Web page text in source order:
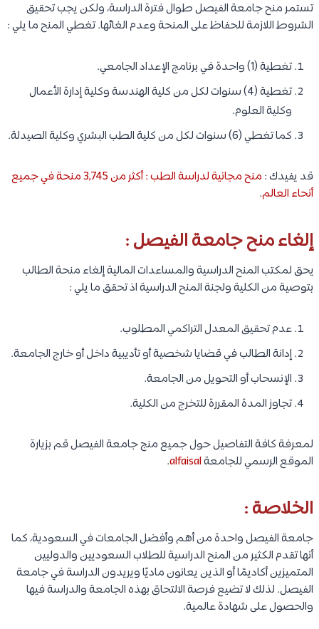
تستمر منح جامعة الفيصل طوال فترة الدراسة، ولكن يجب تحقيق
الشروط اللازمة للحفاظ على المنحة وعدم الغائها. تغطي المنح ما يلي :
تغطية (1) واحدة في برنامج الإعداد الجامعي.
تغطية (4) سنوات لكل من كلية الهندسة وكلية إدارة الأعمال
وكلية العلوم.
كما تغطي (6) سنوات لكل من كلية الطب البشري وكلية الصيدلة.
قد يفيدك :
منح مجانية لدراسة الطب : أكثر من 3,745 منحة في جميع
أنحاء العالم.
إلغاء منح جامعة الفيصل :
يحق لمكتب المنح الدراسية والمساعدات المالية إلغاء منحة الطالب
بتوصية من الكلية ولجنة المنح الدراسية اذ تحقق ما يلي :
عدم تحقيق المعدل التراكمي المطلوب.
إدانة الطالب في قضايا شخصية أو تأديبية داخل أو خارج الجامعة.
الإنسحاب أو التحويل من الجامعة.
تجاوز المدة المقررة للتخرج من الكلية.
لمعرفة كافة التفاصيل حول جميع منج جامعة الفيصل قم بزيارة
الموقع الرسمي للجامعةalfaisal
.
الخلاصة :
جامعة الفيصل واحدة من أهم وأفضل الجامعات في السعودية، كما
أنها تقدم الكثير من المنح الدراسية للطلاب السعوديين والدوليين
المتميزين أكاديمًا أو الذين يعانون ماديًا ويريدون الدراسة في جامعة
الفيصل. لذلك لا تضيع فرصة الالتحاق بهذه الجامعة والدراسة فيها
والحصول على شهادة عالمية.